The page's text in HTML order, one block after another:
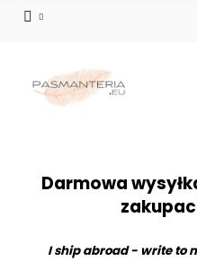
Darmowa
I ship abroad - write to